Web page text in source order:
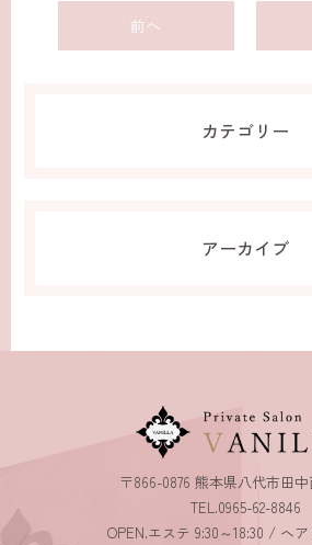
前へ
カテゴリー
アーカイブ
〒866-0876 熊本県八代市田中
TEL.0965-62-8846
OPEN.エステ 9:30～18:30 / ヘア